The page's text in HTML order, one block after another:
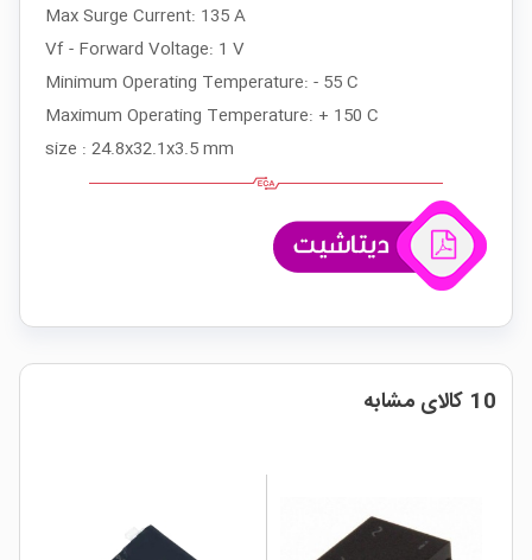
Max Surge Current: 135 A
Vf - Forward Voltage: 1 V
Minimum Operating Temperature: - 55 C
Maximum Operating Temperature: + 150 C
size : 24.8x32.1x3.5 mm
10 کالای مشابه